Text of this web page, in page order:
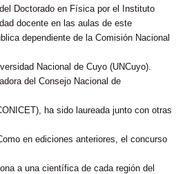
Doctorado en Física por el Instituto
docente en las aulas de este
dependiente de la Comisión Nacional
Nacional de Cuyo (UNCuyo).
del Consejo Nacional de
ha sido laureada junto con otras
en ediciones anteriores, el concurso
a una científica de cada región del